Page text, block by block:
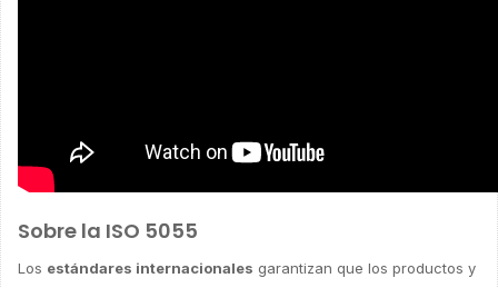
Sobre la ISO 5055
Los estándares internacionales garantizan que los productos y